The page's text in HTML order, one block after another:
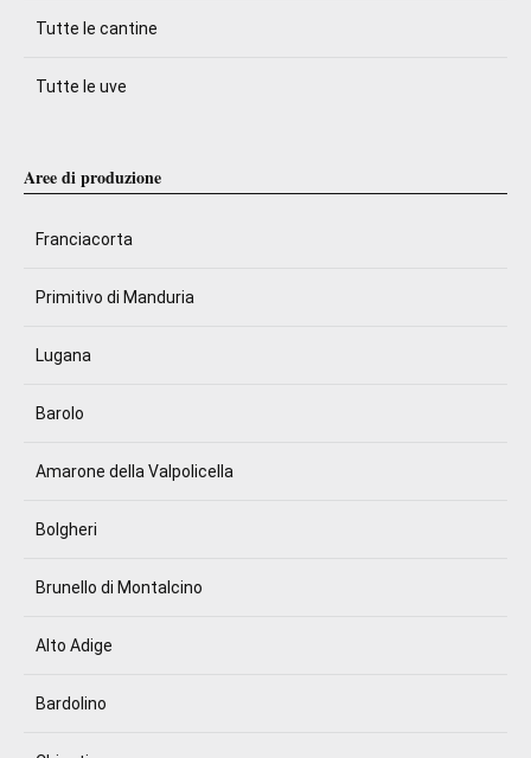
Tutte le cantine
Tutte le uve
Aree di produzione
Franciacorta
Primitivo di Manduria
Lugana
Barolo
Amarone della Valpolicella
Bolgheri
Brunello di Montalcino
Alto Adige
Bardolino